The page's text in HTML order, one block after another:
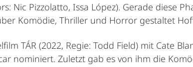
Nic Pizzolatto, Issa López). Gerade diese
Komödie, Thriller und Horror gestaltet
TÁR (2022, Regie: Todd Field) mit Cate
nominiert. Zuletzt gab es von ihm die